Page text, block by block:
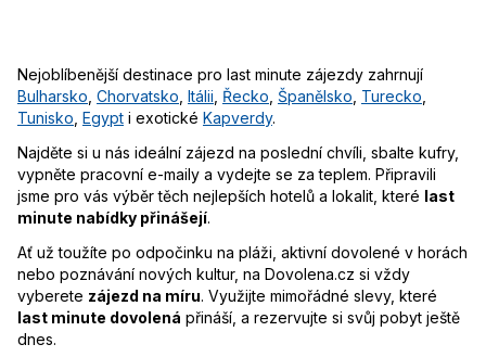
Nejoblíbenější destinace pro last minute zájezdy zahrnují
Bulharsko Chorvatsko Itálii Řecko Španělsko Turecko
Tunisko Egypt i exotické Kapverdy.
Najděte si u nás ideální zájezd na poslední chvíli, sbalte kufry,
vypněte pracovní e-maily a vydejte se za teplem. Připravili
jsme pro vás výběr těch nejlepších hotelů a lokalit, které last
minute nabídky přinášejí.
Ať už toužíte po odpočinku na pláži, aktivní dovolené v horách
nebo poznávání nových kultur, na Dovolena.cz si vždy
vyberete zájezd na míru. Využijte mimořádné slevy, které
last minute dovolená přináší, a rezervujte si svůj pobyt ještě
dnes.